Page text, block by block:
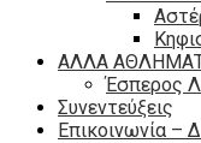
ΑΛΛΑ
Έσπερος
Συνεντεύξεις
Επικοινωνία –